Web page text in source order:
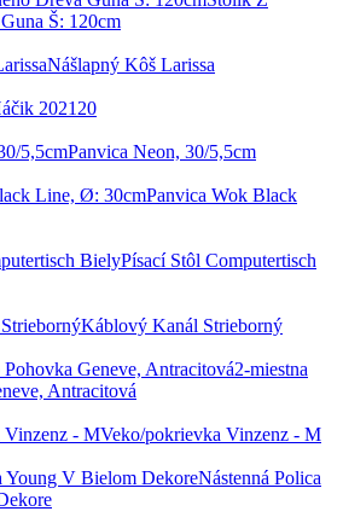
Š: 120cm
Nášlapný Kôš Larissa
202120
Panvica Neon, 30/5,5cm
Panvica Wok Black
Písací Stôl Computertisch
Káblový Kanál Strieborný
2-miestna
Antracitová
Veko/pokrievka Vinzenz - M
Nástenná Polica